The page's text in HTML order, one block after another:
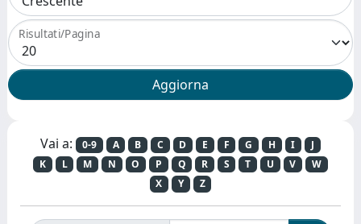
Risultati/Pagina
Vai a: 0-9 A B C D E F G H I
J
K
L M N O P Q R S T U V
W
X
Y Z